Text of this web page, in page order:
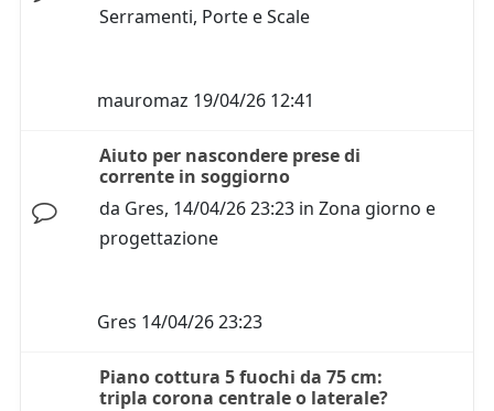
Serramenti, Porte e Scale
mauromaz 19/04/26 12:41
Aiuto per nascondere prese di
corrente in soggiorno
da Gres, 14/04/26 23:23 in Zona giorno e
progettazione
Gres 14/04/26 23:23
Piano cottura 5 fuochi da 75 cm:
tripla corona centrale o laterale?